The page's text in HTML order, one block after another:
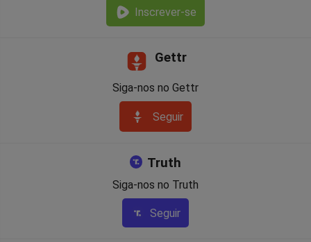
Inscrever-se
Gettr
Siga-nos no Gettr
Seguir
Truth
Siga-nos no Truth
Seguir